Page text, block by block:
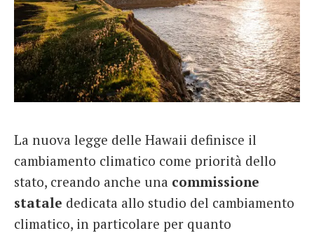
La nuova legge delle Hawaii definisce il
cambiamento climatico come priorità dello
stato, creando anche una commissione
statale dedicata allo studio del cambiamento
climatico, in particolare per quanto